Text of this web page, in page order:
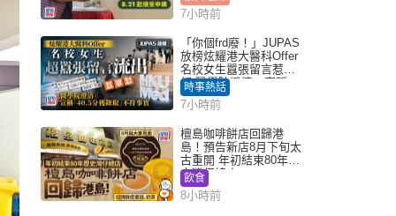
7小時前
「你個frd廢！」JUPAS
放榜炫耀港大醫科Offer
名校女生囂張留言惹眾
怒 醫學院澄清：宣稱
「40.5分獲錄取」不符事
實｜Juicy叮
時事熱話
7小時前
檀島咖啡餅店回歸港
島！預告新店8月下旬太
古重開 年初結束80年歷
史灣仔總店
飲食
8小時前